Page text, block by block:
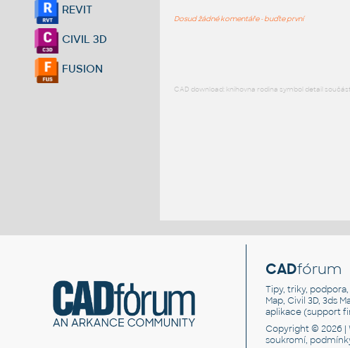
REVIT
CIVIL 3D
FUSION
Dosud žádné komentáře - buďte první
CAD download: knihovna rodina symbol detail
CADfórum
Tipy, triky,
Map, Civil 3D, 3ds
aplikace (support
Copyright © 2026 |
soukromí,